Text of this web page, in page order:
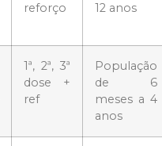
reforço
12 anos
1ª, 2ª, 3ª
dose +
ref
População
de 6
meses a 4
anos